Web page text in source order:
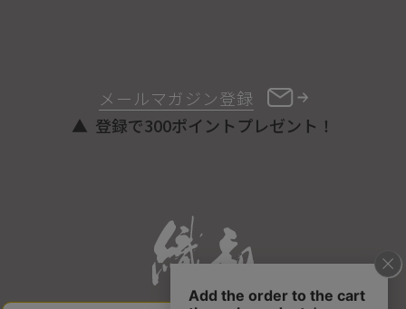
メールマガジン登録
登録で300ポイントプレゼント！